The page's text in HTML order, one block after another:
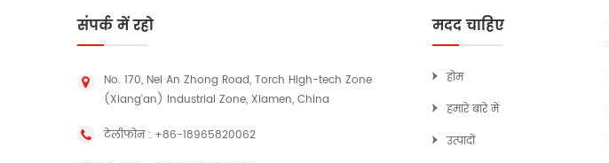
संपर्क में रहो
No. 170, Nei An Zhong Road, Torch High-tech Zone
(Xiang'an) Industrial Zone, Xiamen, China
टेलीफोन : +86-18965820062
मदद चाहिए
होम
हमारे बारे में
उत्पादों